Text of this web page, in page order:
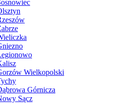
Wielkopolski
Górnicza
Sącz